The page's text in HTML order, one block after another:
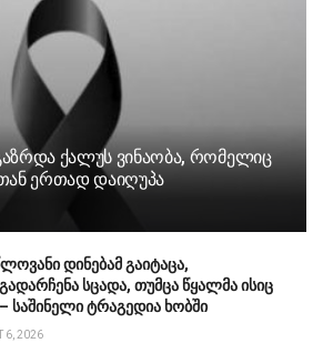
ქალუს ვინაობა, რომელიც
ერთად დაიღუპა
დინებამ გაიტაცა,
სცადა, თუმცა წყალმა ისიც
საშინელი ტრაგედია ხობში
6, 2026